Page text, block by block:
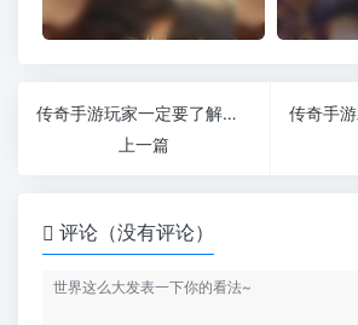
传奇手游玩家一定要了解的事有哪些
上一篇
评论（没有评论）